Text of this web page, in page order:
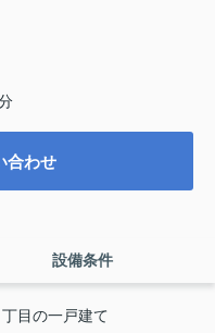
合わせ
設備条件
目の一戸建て